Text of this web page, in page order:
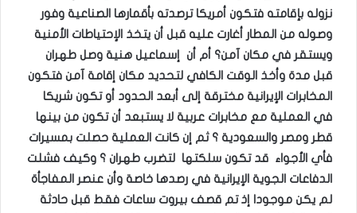
نزوله بإقامته فتكون أمريكا ترصدته بأقمارها الصناعية وفور
وصوله من المطار أغارت عليه قبل أن يتخذ الإحتياطات الأمنية
ويستقر في مكان آمن؟ أم أن إسماعيل هنية وصل طهران
قبل مدة وأخذ الوقت الكافي لتحديد مكان إقامة آمن فتكون
المخابرات الإيرانية مخترقة إلى أبعد الحدود أو تكون شريكا
في العملية مع مخابرات عربية لا يستبعد أن تكون من بينها
قطر ومصر والسعودية ؟ ثم إن كانت العملية حصلت بمسيرات
فأي الأجواء قد تكون سلكتها لتضرب طهران ؟ وكيف فشلت
الدفاعات الجوية الإيرانية في رصدها خاصة وأن عنصر المفاجأة
لم يكن موجودا إذ تم قصف بيروت ساعات فقط قبل حادثة